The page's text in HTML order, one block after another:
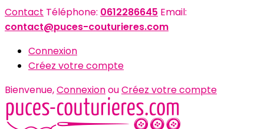
Contact Téléphone: 0612286645 Email:
contact@puces-couturieres.com
Connexion
Créez votre compte
Bienvenue,ConnexionouCréez votre compte